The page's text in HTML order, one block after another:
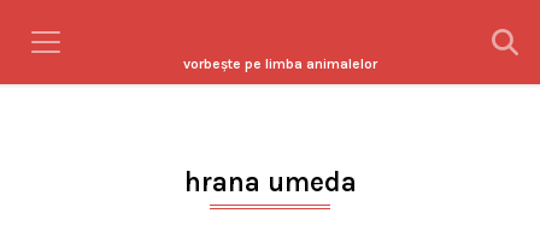
vorbeşte pe limba animalelor
hrana umeda